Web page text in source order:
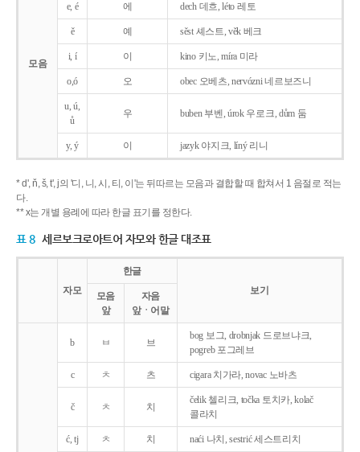
모음
e, é 에 dech 데흐, léto 레토
ě 예 sěst 셰스트, věk 베크
i, í 이 kino 키노, míra 미라
o,ó 오 obec 오베츠, nervózni 네르보즈니
u, ú,
ů
우 buben 부벤, úrok 우로크, dům 둠
y, ý 이 jazyk야지크, líný 리니
* d', ň, š, t', j의 '디, 니, 시, 티, 이'는 뒤따르는 모음과 결합할 때 합쳐서 1 음절로 적는
다.
** x는 개별 용례에 따라 한글 표기를 정한다.
표 8 세르보크로아트어 자모와 한글 대조표
자모
한글
보기
모음
앞
자음
앞ㆍ어말
b ㅂ 브
bog 보그, drobnjak 드로브냐크,
pogreb 포그레브
c ㅊ 츠 cigara 치가라, novac 노바츠
č ㅊ 치
čelik 첼리크, točka 토치카, kolač
콜라치
ć, tj ㅊ 치 naći 나치, sestrić 세스트리치